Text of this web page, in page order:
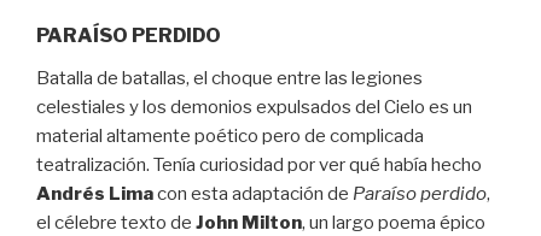
PARAÍSO PERDIDO
Batalla de batallas, el choque entre las legiones
celestiales y los demonios expulsados del Cielo es un
material altamente poético pero de complicada
teatralización. Tenía curiosidad por ver qué había hecho
Andrés Limacon esta adaptación de Paraíso perdido,
el célebre texto de John Milton, un largo poema épico